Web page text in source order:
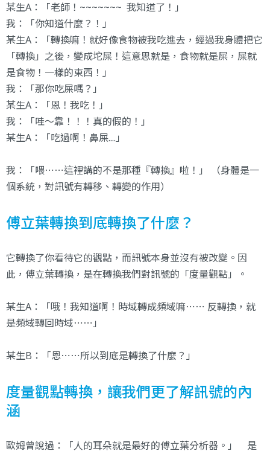
某生A：「老師！~~~~~~~ 我知道了！」
我：「你知道什麼？！」
某生A：「轉換嘛！就好像食物被我吃進去，經過我身體把它
「轉換」之後，變成坨屎！這意思就是，食物就是屎，屎就
是食物！一樣的東西！」
我：「那你吃屎嗎？」
某生A：「恩！我吃！」
我：「哇～靠！！！真的假的！」
某生A：「吃過啊！鼻屎....」
我：「喂⋯⋯這裡講的不是那種『轉換』啦！」 （身體是一
個系統，對訊號有轉移、轉變的作用）
傅立葉轉換到底轉換了什麼？
它轉換了你看待它的觀點，而訊號本身並沒有被改變。因
此，傅立葉轉換，是在轉換我們對訊號的「度量觀點」。
某生A：「哦！我知道啊！時域轉成頻域嘛⋯⋯ 反轉換，就
是頻域轉回時域⋯⋯」
某生B：「恩⋯⋯所以到底是轉換了什麼？」
度量觀點轉換，讓我們更了解訊號的內
涵
歐姆曾說過：「人的耳朵就是最好的傅立葉分析器。」 是